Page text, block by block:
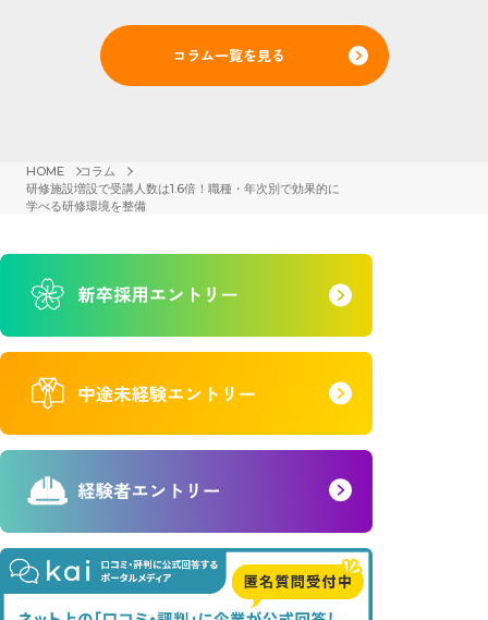
コラム一覧を見る
HOME
コラム
研修施設増設で受講人数は1.6倍！職種・年次別で効果的に
学べる研修環境を整備